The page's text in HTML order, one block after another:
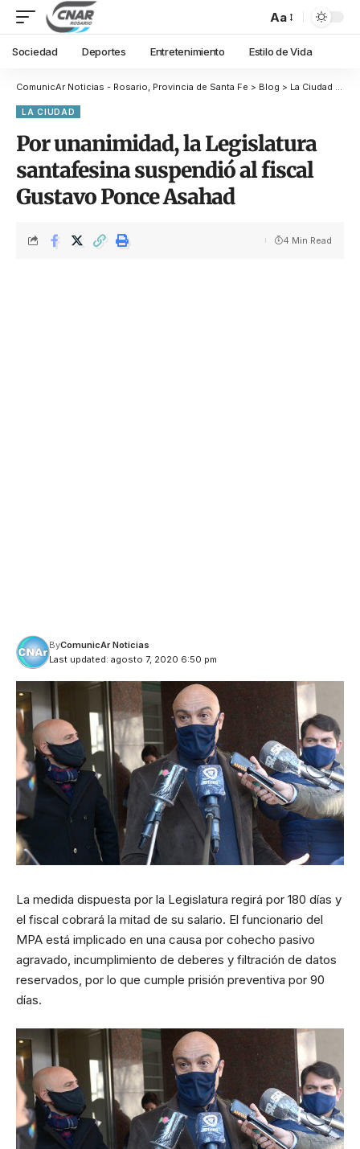
Aa
Sociedad Deportes Entretenimiento Estilo de Vida
ComunicAr Noticias - Rosario, Provincia de Santa Fe > Blog > La Ciudad
LA CIUDAD
Por unanimidad, la Legislatura
santafesina suspendió al fiscal
Gustavo Ponce Asahad
Last updated: agosto 7, 2020 6:50 pm
ByComunicAr Noticias
4 Min Read
La medida dispuesta por la Legislatura regirá por 180 días y
el fiscal cobrará la mitad de su salario. El funcionario del
MPA está implicado en una causa por cohecho pasivo
agravado, incumplimiento de deberes y filtración de datos
reservados, por lo que cumple prisión preventiva por 90
días.